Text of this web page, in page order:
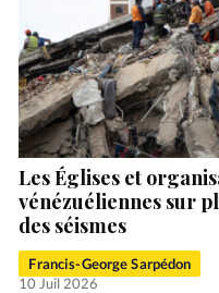
Les Églises et
vénézuéliennes sur
des séismes
Francis-George Sarpédon
10 Juil 2026